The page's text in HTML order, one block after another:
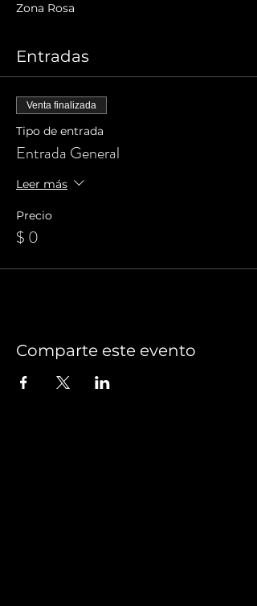
Zona Rosa
Entradas
Venta finalizada
Tipo de entrada
Entrada General
Leer más
Precio
$ 0
Comparte este evento